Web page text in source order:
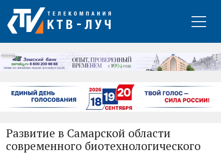
РЕКЛАМА
Развитие в Самарской области
современного биотехнологического